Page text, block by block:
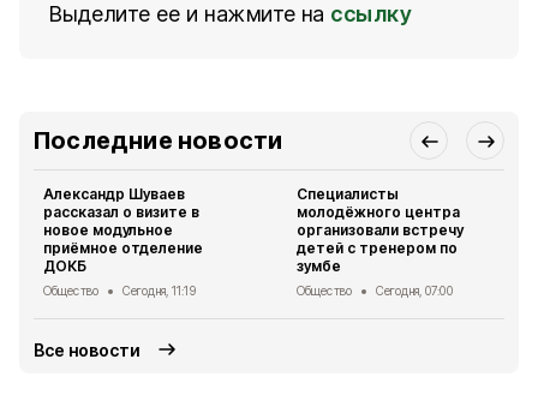
Выделите ее и нажмите на ссылку
Последние новости
Александр Шуваев
рассказал о визите в
новое модульное
приёмное отделение
ДОКБ
Общество Сегодня, 11:19
Специалисты
молодёжного центра
организовали встречу
детей с тренером по
зумбе
Общество Сегодня, 07:00
Все новости